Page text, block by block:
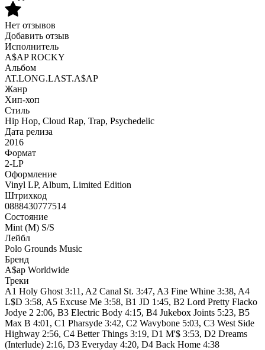
Нет отзывов
Добавить отзыв
Исполнитель
A$AP ROCKY
Альбом
AT.LONG.LAST.A$AP
Жанр
Хип-хоп
Стиль
Hip Hop, Cloud Rap, Trap, Psychedelic
Дата релиза
2016
Формат
2-LP
Оформление
Vinyl LP, Album, Limited Edition
Штрихкод
0888430777514
Состояние
Mint (M) S/S
Лейбл
Polo Grounds Music
Бренд
A$ap Worldwide
Треки
A1 Holy Ghost 3:11, A2 Canal St. 3:47, A3 Fine Whine 3:38, A4
L$D 3:58, A5 Excuse Me 3:58, B1 JD 1:45, B2 Lord Pretty Flacko
Jodye 2 2:06, B3 Electric Body 4:15, B4 Jukebox Joints 5:23, B5
Max B 4:01, C1 Pharsyde 3:42, C2 Wavybone 5:03, C3 West Side
Highway 2:56, C4 Better Things 3:19, D1 M'$ 3:53, D2 Dreams
(Interlude) 2:16, D3 Everyday 4:20, D4 Back Home 4:38